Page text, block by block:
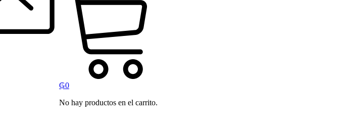
₲0
No hay productos en el carrito.